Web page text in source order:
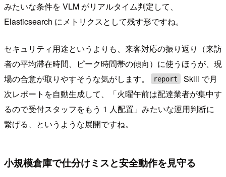
みたいな条件を VLM がリアルタイム判定して、
Elasticsearch にメトリクスとして残す形ですね。
セキュリティ用途というよりも、来客対応の振り返り（来訪
者の平均滞在時間、ピーク時間帯の傾向）に使うほうが、現
場の合意が取りやすそうな気がします。
report
Skill で月
次レポートを自動生成して、「火曜午前は配達業者が集中す
るので受付スタッフをもう 1 人配置」みたいな運用判断に
繋げる、というような展開ですね。
小規模倉庫で仕分けミスと安全動作を見守る